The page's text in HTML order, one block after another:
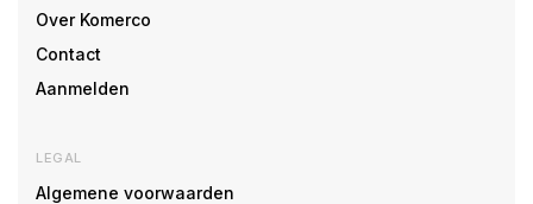
Over Komerco
Contact
Aanmelden
LEGAL
Algemene voorwaarden